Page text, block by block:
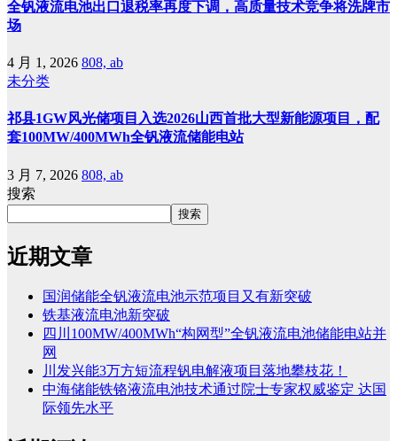
全钒液流电池出口退税率再度下调，高质量技术竞争将洗牌市
场
4 月 1, 2026 808, ab
未分类
祁县1GW风光储项目入选2026山西首批大型新能源项目，配
套100MW/400MWh全钒液流储能电站
3 月 7, 2026 808, ab
搜索
搜索
近期文章
国润储能全钒液流电池示范项目又有新突破
铁基液流电池新突破
四川100MW/400MWh“构网型”全钒液流电池储能电站并
网
川发兴能3万方短流程钒电解液项目落地攀枝花！
中海储能铁铬液流电池技术通过院士专家权威鉴定 达国
际领先水平